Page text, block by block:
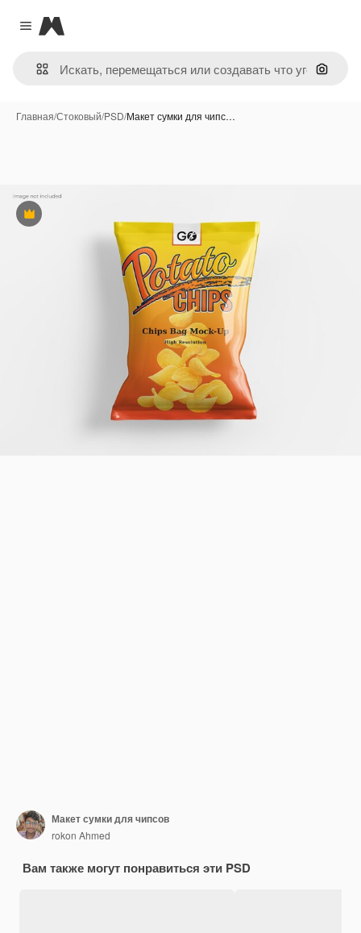
Close menu
Magnific
Поиск
Главная/Стоковый/PSD/Макет сумки для чипс…
Премиум
Макет сумки для чипсов
rokon Ahmed
Вам также могут понравиться эти PSD